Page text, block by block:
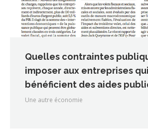
Quelles contraintes
imposer aux entreprises qui
bénéficient des aides
Une autre économie